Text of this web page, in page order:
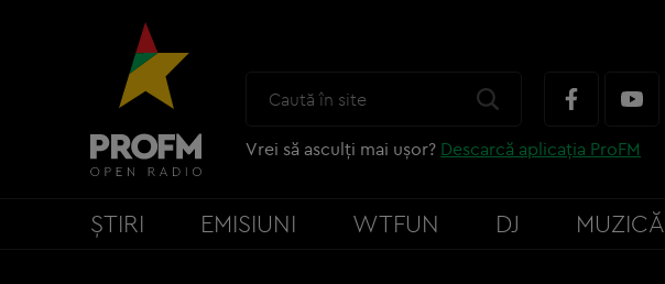
Vrei să asculți mai ușor? Descarcă aplicația ProFM
ȘTIRI EMISIUNI WTFUN DJ MUZICĂ